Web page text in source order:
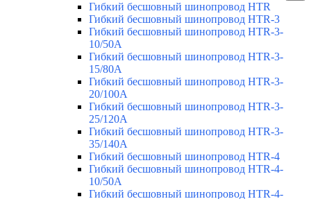
Гибкий бесшовный шинопровод HTR
Гибкий бесшовный шинопровод HTR-3
Гибкий бесшовный шинопровод HTR-3-
10/50A
Гибкий бесшовный шинопровод HTR-3-
15/80A
Гибкий бесшовный шинопровод HTR-3-
20/100A
Гибкий бесшовный шинопровод HTR-3-
25/120A
Гибкий бесшовный шинопровод HTR-3-
35/140A
Гибкий бесшовный шинопровод HTR-4
Гибкий бесшовный шинопровод HTR-4-
10/50A
Гибкий бесшовный шинопровод HTR-4-